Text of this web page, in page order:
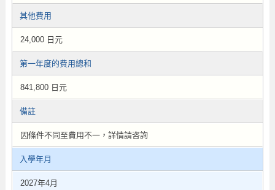
其他費用
24,000 日元
第一年度的費用總和
841,800 日元
備註
因條件不同至費用不一，詳情請咨詢
入學年月
2027年4月